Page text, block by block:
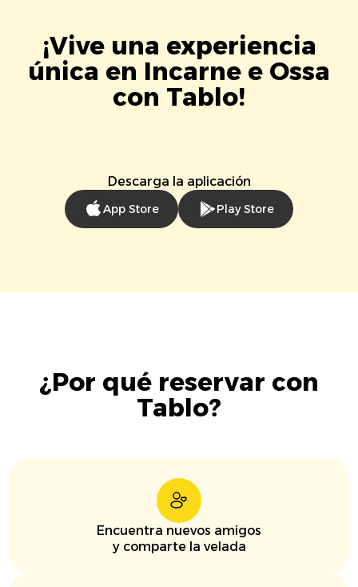
¡Vive una experiencia
única en Incarne e Ossa
con Tablo!
Descarga la aplicación
App Store Play Store
¿Por qué reservar con
Tablo?
Encuentra nuevos amigos
y comparte la velada